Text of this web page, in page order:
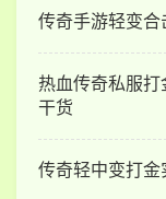
传奇手游轻变
热血传奇私服
干货
传奇轻中变打